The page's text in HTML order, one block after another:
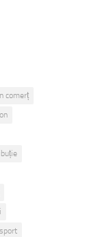
comerț